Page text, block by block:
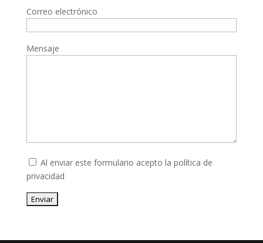
Correo electrónico
Mensaje
Al enviar este formulario acepto la política de
privacidad
Enviar